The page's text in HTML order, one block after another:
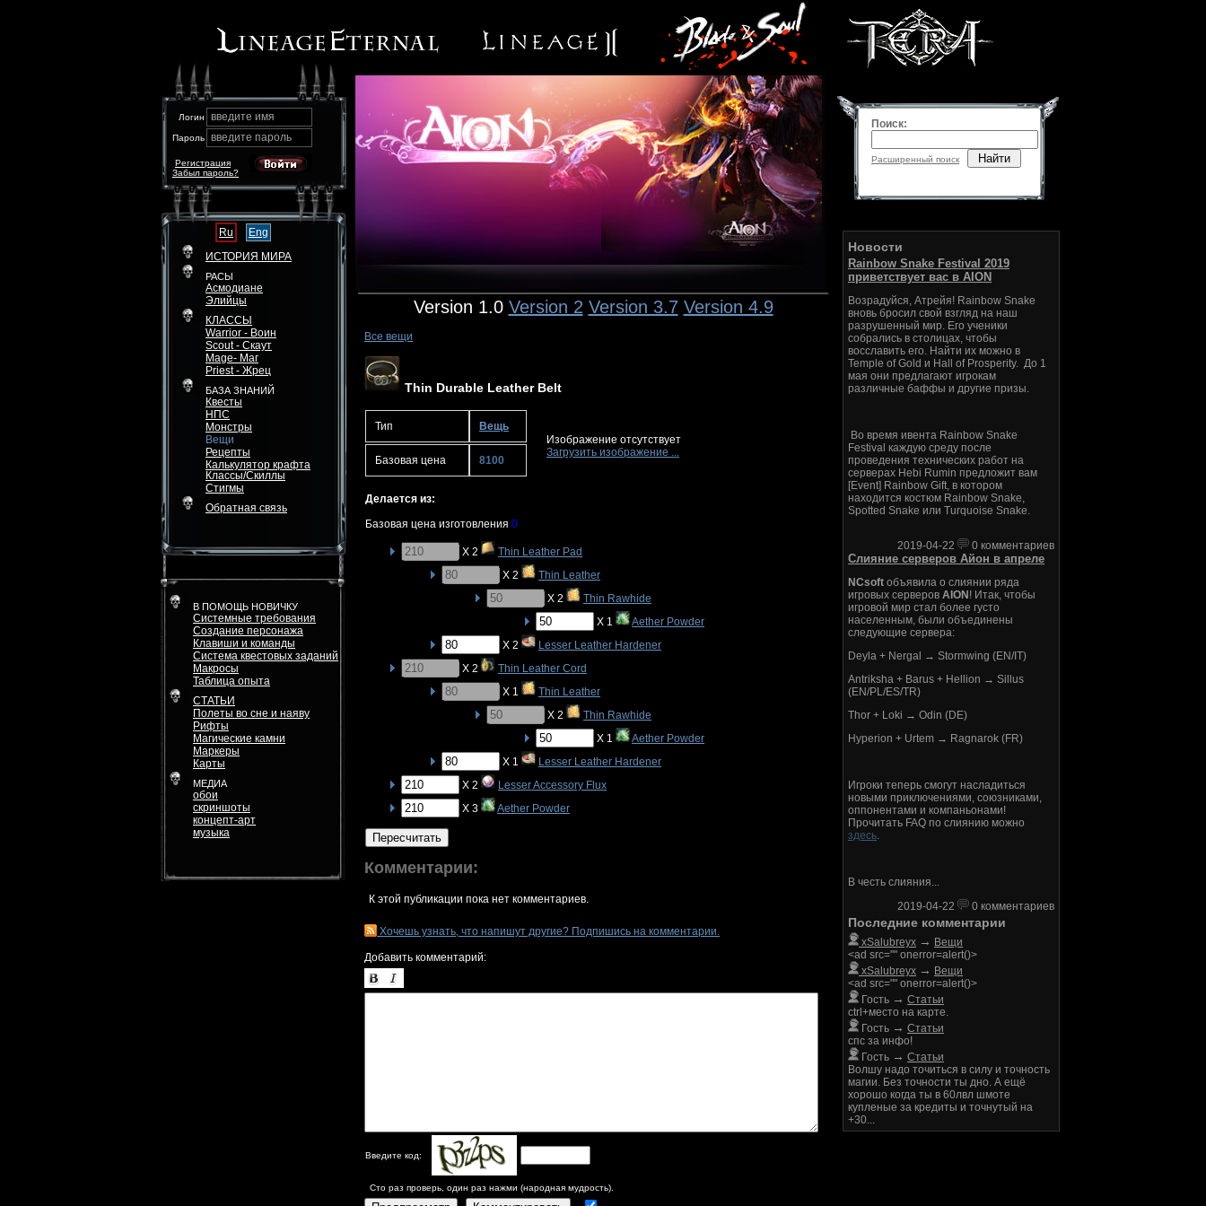
Логин введите имя
Пароль введите пароль
Забыл пароль?
Регистрация
Ru
Eng
ИСТОРИЯ МИРА
РАСЫ
Асмодиане
Элийцы
КЛАССЫ
Warrior - Воин
Scout - Скаут
Mage- Маг
Priest - Жрец
БАЗА ЗНАНИЙ
Квесты
НПС
Монстры
Вещи
Рецепты
Калькулятор крафта
Классы/Скиллы
Стигмы
Обратная связь
В ПОМОЩЬ НОВИЧКУ
Системные требования
Создание персонажа
Клавиши и команды
Система квестовых заданий
Макросы
Таблица опыта
СТАТЬИ
Полеты во сне и наяву
Рифты
Магические камни
Маркеры
Карты
МЕДИА
обои
скриншоты
концепт-арт
музыка
Version 1.0 Version 2 Version 3.7 Version 4.9
Все вещи
Thin Durable Leather Belt
Тип Вещь
Базовая цена 8100
Изображение отсутствует
Загрузить изображение ...
Делается из:
Базовая цена изготовления 0
X 2
Thin Leather Pad
X 2
Thin Leather
X 2
Thin Rawhide
X 1
Aether Powder
X 2
Lesser Leather Hardener
X 2
Thin Leather Cord
X 1
Thin Leather
X 2
Thin Rawhide
X 1
Aether Powder
X 1
Lesser Leather Hardener
X 2
Lesser Accessory Flux
X 3
Aether Powder
Пересчитать
Комментарии:
К этой публикации пока нет комментариев.
Хочешь узнать, что напишут другие? Подпишись на комментарии.
Добавить комментарий:
Введите код:
Сто раз проверь, один раз нажми (народная мудрость).
Поиск:
Расширенный поиск Найти
Новости
Rainbow Snake Festival 2019
приветствует вас в AION
Возрадуйся, Атрейя! Rainbow Snake
вновь бросил свой взгляд на наш
разрушенный мир. Его ученики
собрались в столицах, чтобы
восславить его. Найти их можно в
Temple of Gold и Hall of Prosperity. До 1
мая они предлагают игрокам
различные баффы и другие призы.
Во время ивента Rainbow Snake
Festival каждую среду после
проведения технических работ на
серверах Hebi Rumin предложит вам
[Event] Rainbow Gift, в котором
находится костюм Rainbow Snake,
Spotted Snake или Turquoise Snake.
2019-04-22 0 комментариев
Слияние серверов Айон в апреле
NCsoft объявила о слиянии ряда
игровых серверов AION ! Итак, чтобы
игровой мир стал более густо
населенным, были объединены
следующие сервера:
Deyla + Nergal → Stormwing (EN/IT)
Antriksha + Barus + Hellion → Sillus
(EN/PL/ES/TR)
Thor + Loki → Odin (DE)
Hyperion + Urtem → Ragnarok (FR)
Игроки теперь смогут насладиться
новыми приключениями, союзниками,
оппонентами и компаньонами!
Прочитать FAQ по слиянию можно
здесь.
В честь слияния...
2019-04-22
0 комментариев
Последние комментарии
xSalubreyx → Вещи
<ad src="" onerror=alert()>
xSalubreyx → Вещи
<ad src="" onerror=alert()>
Гость → Статьи
ctrl+место на карте.
Гость → Статьи
спс за инфо!
Гость → Статьи
Волшу надо точиться в силу и точность
магии. Без точности ты дно. А ещё
хорошо когда ты в 60лвл шмоте
купленые за кредиты и точнутый на
+30...